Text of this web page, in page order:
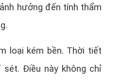
hưởng đến tính thẩm
loại kém bền. Thời tiết
Điều này không chỉ